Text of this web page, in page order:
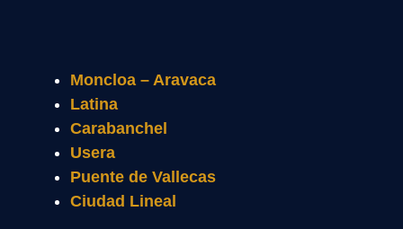
Moncloa – Aravaca
Latina
Carabanchel
Usera
Puente de Vallecas
Ciudad Lineal